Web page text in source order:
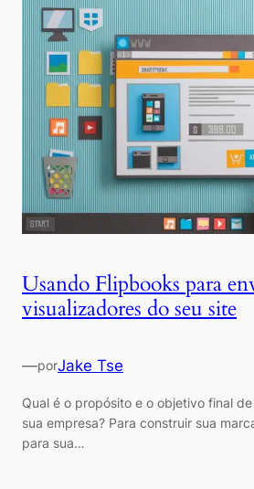
Usando Flipbooks para
visualizadores do seu site
—porJake Tse
Qual é o propósito e o objetivo final
sua empresa? Para construir sua
para sua…